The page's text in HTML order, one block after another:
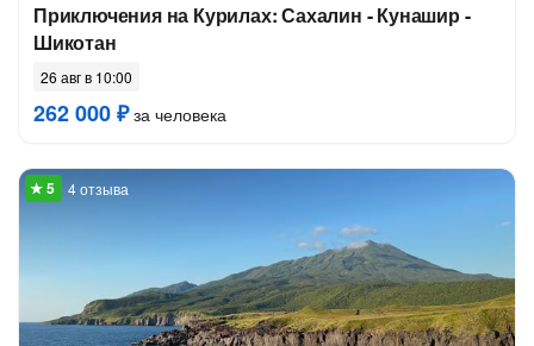
Приключения на Курилах: Сахалин - Кунашир -
Шикотан
26 авг в 10:00
262 000 ₽за человека
4 отзыва